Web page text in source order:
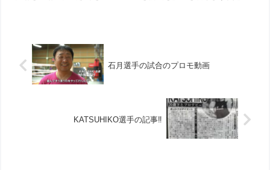
石月選手の試合のプロモ動画
KATSUHIKO選手の記事‼︎